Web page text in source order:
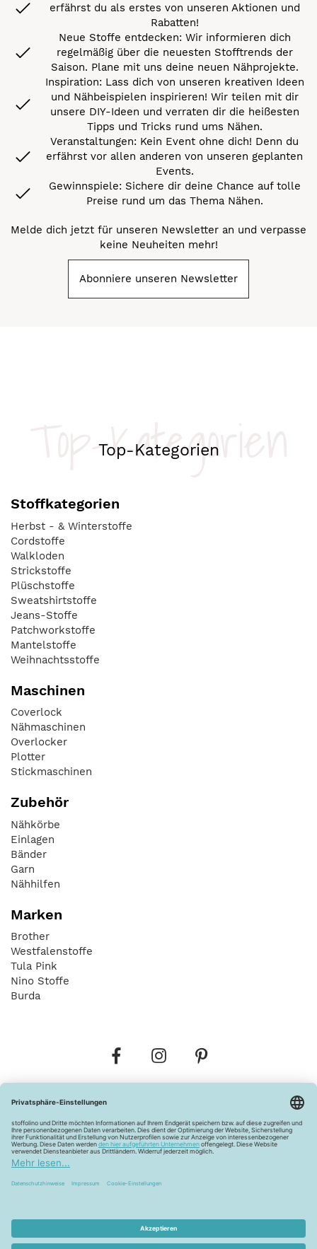
erfährst du als erstes von unseren Aktionen und
Rabatten!
Neue Stoffe entdecken: Wir informieren dich
regelmäßig über die neuesten Stofftrends der
Saison. Plane mit uns deine neuen Nähprojekte.
Inspiration: Lass dich von unseren kreativen Ideen
und Nähbeispielen inspirieren! Wir teilen mit dir
unsere DIY-Ideen und verraten dir die heißesten
Tipps und Tricks rund ums Nähen.
Veranstaltungen: Kein Event ohne dich! Denn du
erfährst vor allen anderen von unseren geplanten
Events.
Gewinnspiele: Sichere dir deine Chance auf tolle
Preise rund um das Thema Nähen.
Melde dich jetzt für unseren Newsletter an und verpasse
keine Neuheiten mehr!
Abonniere unseren Newsletter
Top-Kategorien
Top-Kategorien
Stoffkategorien
Herbst - & Winterstoffe
Cordstoffe
Walkloden
Strickstoffe
Plüschstoffe
Sweatshirtstoffe
Jeans-Stoffe
Patchworkstoffe
Mantelstoffe
Weihnachtsstoffe
Maschinen
Coverlock
Nähmaschinen
Overlocker
Plotter
Stickmaschinen
Zubehör
Nähkörbe
Einlagen
Bänder
Garn
Nähhilfen
Marken
Brother
Westfalenstoffe
Tula Pink
Nino Stoffe
Burda
Widerrufsbelehrung Vertrag widerrufen
Barrierefreiheitserklärung
Pflegehinweise